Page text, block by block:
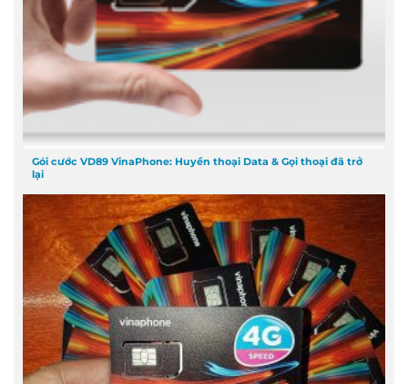
Gói cước VD89 VinaPhone: Huyền thoại Data & Gọi thoại đã trở
lại